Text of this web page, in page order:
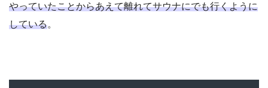
やっていたことからあえて離れてサウナにでも行くように
している。